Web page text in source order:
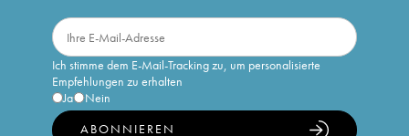
Ich stimme dem E-Mail-Tracking zu, um personalisierte
Empfehlungen zu erhalten
Ja
Nein
ABONNIEREN